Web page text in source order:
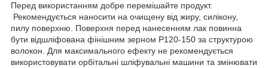
Перед використанням добре перемішайте продукт.
Рекомендується наносити на очищену від жиру, силікону,
пилу поверхню. Поверхня перед нанесенням лак повинна
бути відшліфована фінішним зерном Р120-150 за структурою
волокон. Для максимального ефекту не рекомендується
використовувати орбітальні шліфувальні машини та змінювати